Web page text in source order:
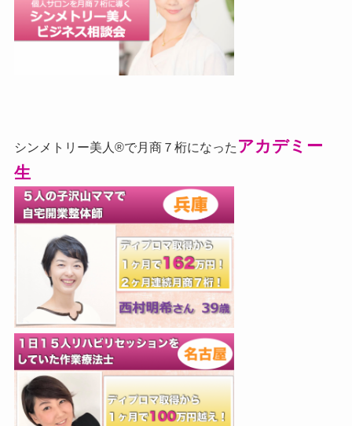
シンメトリー美人®で月商７桁になった アカデミー
生